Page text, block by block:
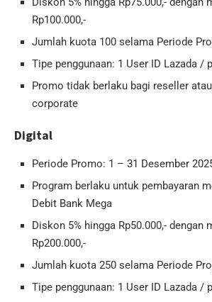
Rp100.000,-
Jumlah kuota 100 selama Periode
Tipe penggunaan: 1 User ID Lazada /
Promo tidak berlaku bagi reseller
corporate
Digital
Periode Promo: 1 – 31 Desember
Program berlaku untuk pembayaran
Debit Bank Mega
Diskon 5% hingga Rp50.000,- dengan
Rp200.000,-
Jumlah kuota 250 selama Periode
Tipe penggunaan: 1 User ID Lazada /